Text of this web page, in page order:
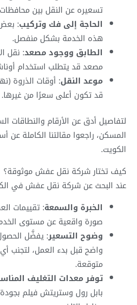
تسعيره عن النقل بين
الحاجة إلى فك وتركيب:
هذه الخدمة بشكل منفصل.
الطابق ووجود مصعد: نقل
مصعد قد يتطلب استخدام
موعد النقل: أوقات الذروة
قد تكون أعلى سعرًا من غيرها.
لتفاصيل أدق عن الأرقام
المسكن، راجعوا مقالتنا الكاملة
الكويت.
كيف تختار شركة نقل عفش موثوقة؟
عند البحث عن شركة نقل عفش في
الخبرة والسمعة: تقييمات
صورة واقعية عن مستوى
وضوح التسعير: يفضَّل
واضح قبل بدء العمل، لتجنب
متوقعة.
توفر معدات التغليف
بابل رول وستريتش فيلم